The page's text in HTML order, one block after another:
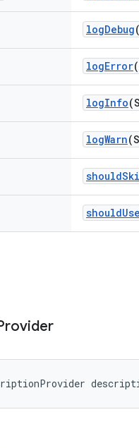
logDebug
logError
logInfo
logWarn
should
shouldUse